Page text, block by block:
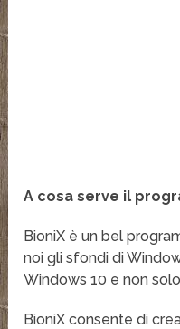
A cosa serve il
BioniX è un bel
noi gli sfondi di
Windows 10 e non
BioniX consente di